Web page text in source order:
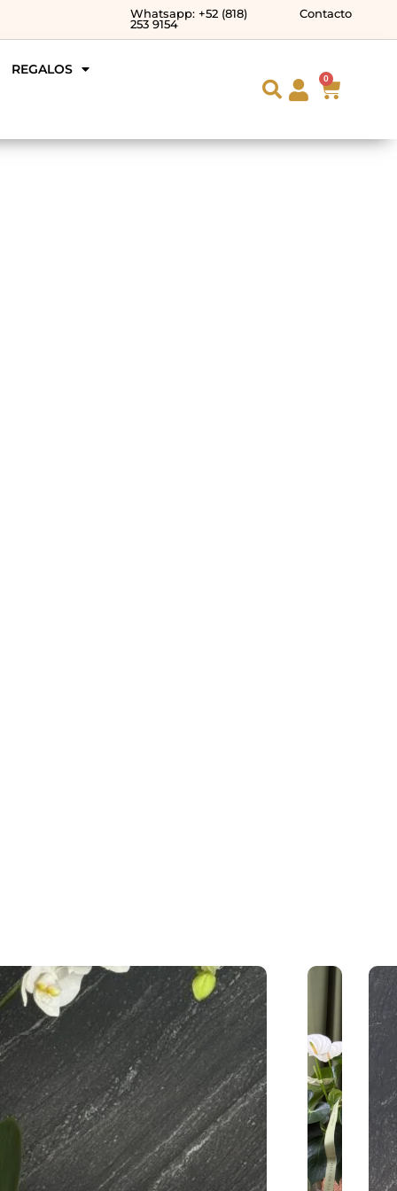
Whatsapp: +52 (818)
253 9154
Contacto
REGALOS
0